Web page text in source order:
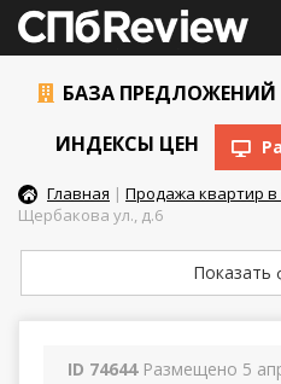
БАЗА ПРЕДЛОЖЕНИЙ
ИНДЕКСЫ ЦЕН
Главная | Продажа квартир в
Щербакова ул., д.6
Показать
ID 74644Размещено 5